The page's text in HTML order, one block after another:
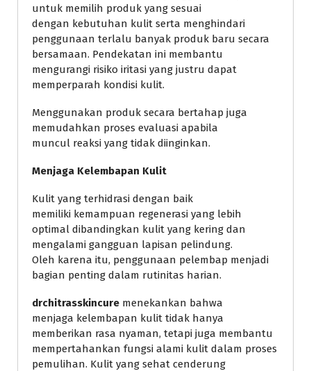
untuk memilih produk yang sesuai
dengan kebutuhan kulit serta menghindari
penggunaan terlalu banyak produk baru secara
bersamaan. Pendekatan ini membantu
mengurangi risiko iritasi yang justru dapat
memperparah kondisi kulit.
Menggunakan produk secara bertahap juga
memudahkan proses evaluasi apabila
muncul reaksi yang tidak diinginkan.
Menjaga Kelembapan Kulit
Kulit yang terhidrasi dengan baik
memiliki kemampuan regenerasi yang lebih
optimal dibandingkan kulit yang kering dan
mengalami gangguan lapisan pelindung.
Oleh karena itu, penggunaan pelembap menjadi
bagian penting dalam rutinitas harian.
drchitrasskincure menekankan bahwa
menjaga kelembapan kulit tidak hanya
memberikan rasa nyaman, tetapi juga membantu
mempertahankan fungsi alami kulit dalam proses
pemulihan. Kulit yang sehat cenderung